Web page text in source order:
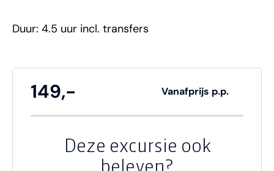
Duur: 4.5 uur incl. transfers
149,- Vanafprijs p.p.
Deze excursie ook
beleven?